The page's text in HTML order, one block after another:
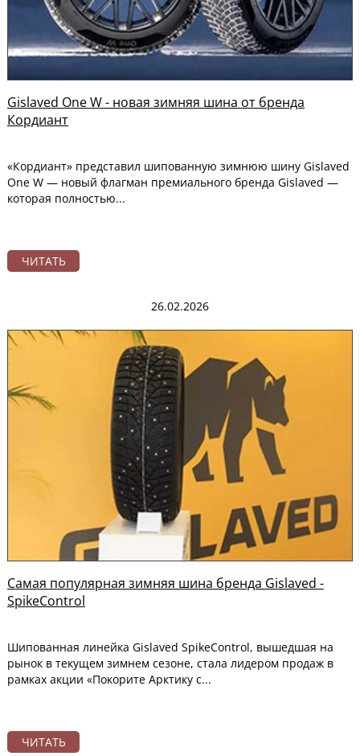
Gislaved One W - новая зимняя шина от бренда
Кордиант
«Кордиант» представил шипованную зимнюю шину Gislaved
One W — новый флагман премиального бренда Gislaved —
которая полностью...
ЧИТАТЬ
26.02.2026
Самая популярная зимняя шина бренда Gislaved -
SpikeControl
Шипованная линейка Gislaved SpikeControl, вышедшая на
рынок в текущем зимнем сезоне, стала лидером продаж в
рамках акции «Покорите Арктику с...
ЧИТАТЬ